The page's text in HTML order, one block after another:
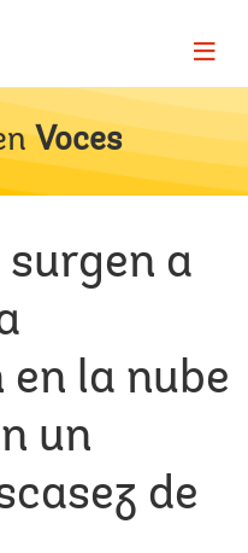
Page
Voces
a
la nube
un
de